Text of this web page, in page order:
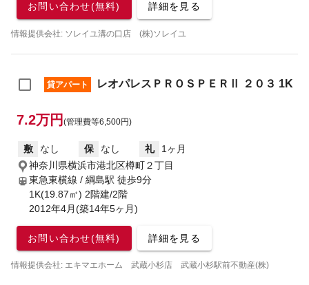
お問い合わせ(無料) 詳細を見る
情報提供会社: ソレイユ溝の口店 (株)ソレイユ
貸アパート レオパレスＰＲＯＳＰＥＲⅡ ２０３ 1K
7.2万円 (管理費等6,500円)
敷 なし 保 なし 礼
1ヶ月
神奈川県横浜市港北区樽町２丁目
東急東横線 / 綱島駅 徒歩9分
1K(19.87㎡) 2階建/2階
2012年4月(築14年5ヶ月)
お問い合わせ(無料) 詳細を見る
情報提供会社: エキマエホーム 武蔵小杉店 武蔵小杉駅前不動産(株)